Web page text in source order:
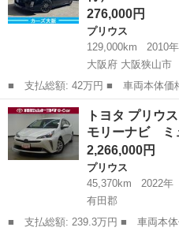
276,000円
プリウス
129,000km
2010年
大阪府 大阪狭山市
■ 支払総額: 42万円 ■ 車両本体価格： 276,000 円 ■ メーカー
名： トヨタ ■ 車種名： プリウ
４ ■ 排気量： 1800cc ■ ドア枚
パ...
大阪 大阪狭山市 プリウス
トヨタ プリウ
モリーナビ ミ
2,266,000円
プリウス
45,370km
2022年
有田郡
■ 支払総額: 239.3万円 ■ 車両本体価格： 2,266,000 円 ■ メーカ